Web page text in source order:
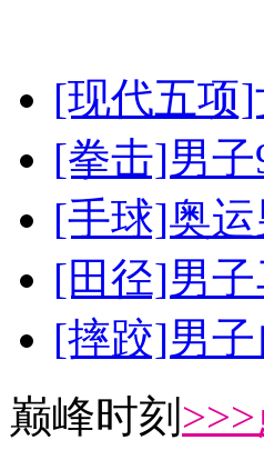
[现代五项
[拳击]男
[手球]奥
[田径]男
[摔跤]男
巅峰时刻